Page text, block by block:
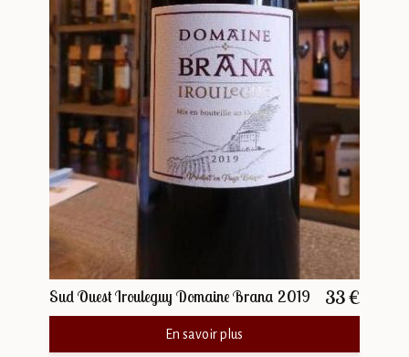
Sud Ouest Irouleguy Domaine Brana 2019 33 €
En savoir plus